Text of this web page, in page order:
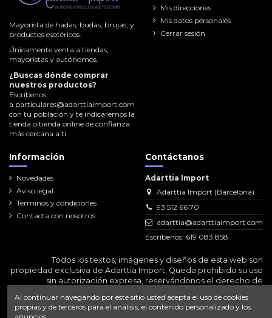
Mayorista de hadas, budas, brujas, y
productos esotéricos.
Únicamente venta a tiendas,
mayoristas y autónomos.
¿Buscas dónde comprar
nuestros productos?
Escríbenos
a particulares@adarttiaimport.com
con tu población y te indicaremos la
tienda o tienda online de confianza
más cercana a ti.
Mis direcciones
Mis datos personales
Cerrar sesión
Información
Novedades
Aviso legal
Términos y condiciones
Contacta con nosotros
Contáctanos
Adarttia Import
Adarttia Import (Barcelona)
93 512 66 70
adarttia@adarttiaimport.com
Escríbenos: 619 083 858
Todos los textos, imágenes y diseños de esta web son
propiedad exclusiva de Adarttia Import. Queda prohibido su uso
sin autorización expresa, reservándonos el derecho de
Al continuar navegando por este sitio usted acepta el uso de cookies
propias y de terceros para el análisis, el contenido personalizado y los